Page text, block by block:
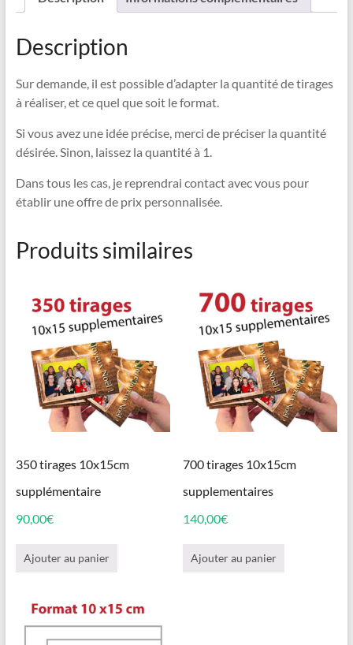
Description
Sur demande, il est possible d’adapter la quantité de tirages
à réaliser, et ce quel que soit le format.
Si vous avez une idée précise, merci de préciser la quantité
désirée. Sinon, laissez la quantité à 1.
Dans tous les cas, je reprendrai contact avec vous pour
établir une offre de prix personnalisée.
Produits similaires
350 tirages 10x15cm
supplémentaire
90,00€
Ajouter au panier
700 tirages 10x15cm
supplementaires
140,00€
Ajouter au panier